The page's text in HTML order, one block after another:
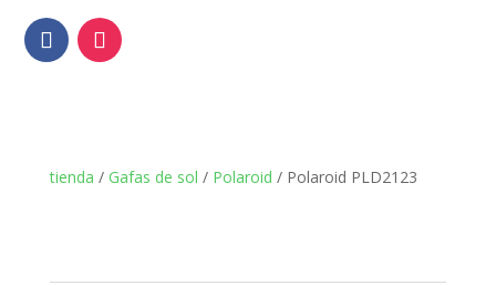
tienda / Gafas de sol / Polaroid / Polaroid PLD2123